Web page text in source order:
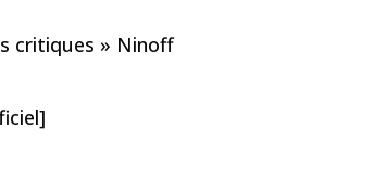
critiques » Ninoff